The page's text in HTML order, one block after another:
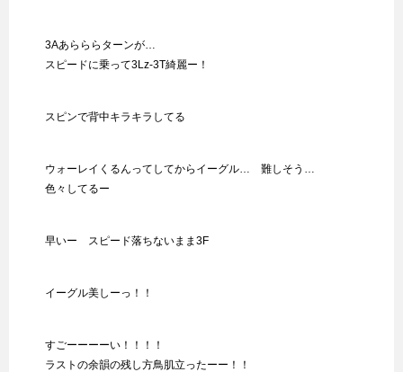
3Aあらららターンが…
スピードに乗って3Lz-3T綺麗ー！
スピンで背中キラキラしてる
ウォーレイくるんってしてからイーグル… 難しそう…
色々してるー
早いー スピード落ちないまま3F
イーグル美しーっ！！
すごーーーーい！！！！
ラストの余韻の残し方鳥肌立ったーー！！